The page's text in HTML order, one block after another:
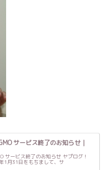
サービス終了のお知らせ｜
サービス終了のお知らせ ヤプログ！
1月31日をもちまして、サ